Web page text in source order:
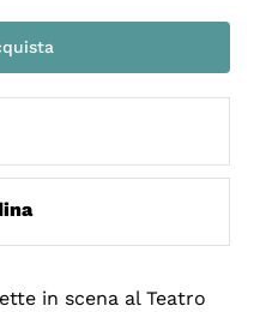
in scena al Teatro